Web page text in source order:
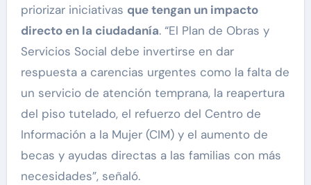
priorizar iniciativas que tengan un impacto
directo en la ciudadanía. “El Plan de Obras y
Servicios Social debe invertirse en dar
respuesta a carencias urgentes como la falta de
un servicio de atención temprana, la reapertura
del piso tutelado, el refuerzo del Centro de
Información a la Mujer (CIM) y el aumento de
becas y ayudas directas a las familias con más
necesidades”, señaló.